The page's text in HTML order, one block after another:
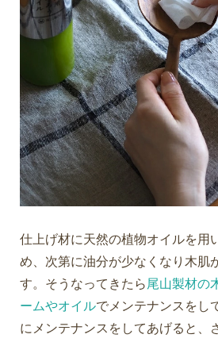
仕上げ材に天然の植物オイルを用
め、次第に油分が少なくなり木肌
す。そうなってきたら 尾山製材の
ームやオイルでメンテナンスをし
にメンテナンスをしてあげると、